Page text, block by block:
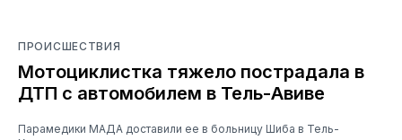
ПРОИСШЕСТВИЯ
Мотоциклистка тяжело пострадала в
ДТП с автомобилем в Тель-Авиве
Парамедики МАДА доставили ее в больницу Шиба в Тель-